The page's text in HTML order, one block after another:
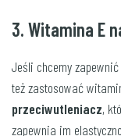
3. Witamina E
Jeśli chcemy
też zastosować
przeciwutleniacz,
zapewnia im